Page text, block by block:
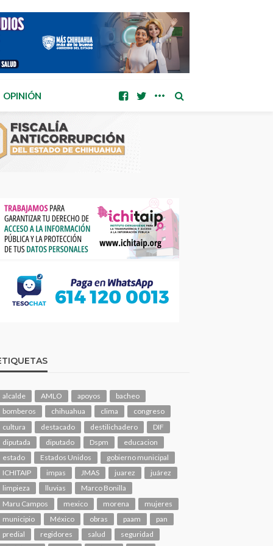
OPINIÓN
alcalde AMLO apoyos
bacheo
bomberos
chihuahua clima
congreso
cultura
destacado destilichadero
DIF
diputada
diputado Dspm
educacion
estado
Estados Unidos
gobierno municipal
ICHITAIP
impas JMAS juarez
juárez
limpieza
lluvias
Marco Bonilla
Maru Campos
mexico morena
mujeres
municipio
México obras paam
pan
predial
regidores salud
seguridad